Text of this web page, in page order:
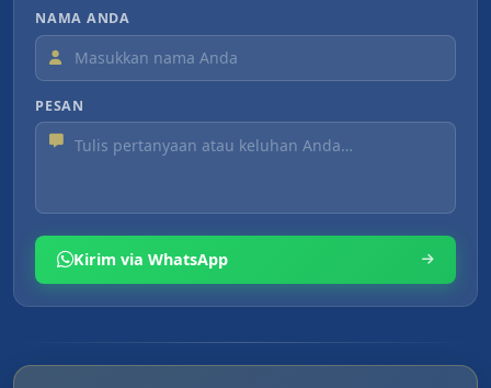
NAMA ANDA
PESAN
Kirim via WhatsApp